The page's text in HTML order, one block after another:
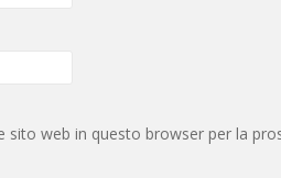
sito web in questo browser per la